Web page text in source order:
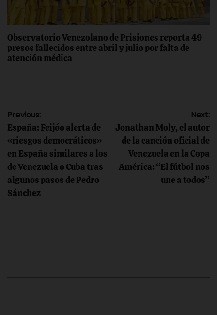
Observatorio Venezolano de Prisiones reporta 49
presos fallecidos entre abril y julio por falta de
atención médica
Navegación
de
entradas
Previous:
España: Feijóo alerta de
«riesgos democráticos»
en España similares a los
de Venezuela o Cuba tras
algunos pasos de Pedro
Sánchez
Next:
Jonathan Moly, el autor
de la canción oficial de
Venezuela en la Copa
América: “El fútbol nos
une a todos”